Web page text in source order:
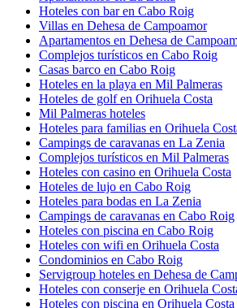
Hoteles con bar en Cabo Roig
Villas en Dehesa de Campoamor
Apartamentos en Dehesa de
Complejos turísticos en Cabo Roig
Casas barco en Cabo Roig
Hoteles en la playa en Mil Palmeras
Hoteles de golf en Orihuela Costa
Mil Palmeras hoteles
Hoteles para familias en Orihuela
Campings de caravanas en La Zenia
Complejos turísticos en Mil Palmeras
Hoteles con casino en Orihuela Costa
Hoteles de lujo en Cabo Roig
Hoteles para bodas en La Zenia
Campings de caravanas en Cabo Roig
Hoteles con piscina en Cabo Roig
Hoteles con wifi en Orihuela Costa
Condominios en Cabo Roig
Servigroup hoteles en Dehesa de
Hoteles con conserje en Orihuela
Hoteles con piscina en Orihuela Costa